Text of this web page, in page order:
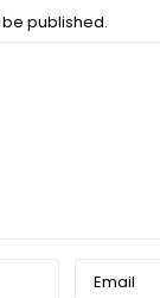
published.